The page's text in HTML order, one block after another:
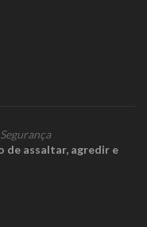
Segurança
de assaltar, agredir e